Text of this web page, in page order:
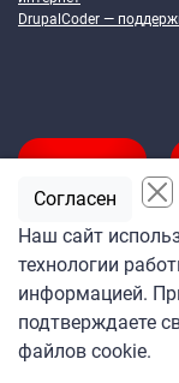
DrupalCoder —
Подпишитесь
на ежедневную
«Кабельщика»
Наш сайт
технологии
информацией.
подтверждаете
файлов cookie.
Согласен